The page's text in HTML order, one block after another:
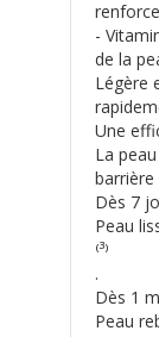
-
de la
Légère
Une
La
Dès 7
Peau
⁽³⁾
.
Dès 1
Peau